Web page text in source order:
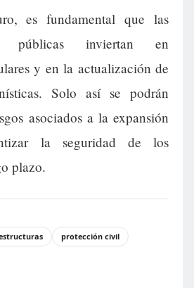
es fundamental que las
públicas inviertan en
y en la actualización de
Solo así se podrán
asociados a la expansión
la seguridad de los
plazo.
protección civil